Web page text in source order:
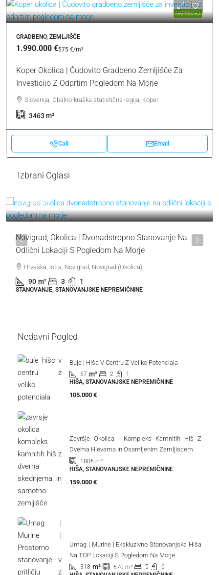
NAPRODAJ
GRADBENO, ZEMLJIŠČE
1.990.000 €575 €/m²
Koper Okolica | Čudovito Gradbeno Zemljišče Za
Investicijo Z Odprtim Pogledom Na Morje
Slovenija, Obalno-kraška statistična regija, Koper
3463m²
Call Email
Izbrani Oglasi
319.000 €
3.544 €
Novigrad, Okolica | Dvonadstropno Stanovanje Na
Odlični Lokaciji S Pogledom Na Morje
Hrvaška, Istra, Novigrad, Novigrad (Okolica)
90 m² 3 1
STANOVANJE, STANOVANJSKE NEPREMIČNINE
Nedavni Pogled
Buje | Hiša V Centru Z Veliko Potenciala
57 m² 2
1
HIŠA, STANOVANJSKE NEPREMIČNINE
105.000 €
Završje Okolica | Kompleks Kamnitih Hiš Z
Dvema Hlevama In Osamljenim Zemljiscem
1806 m²
HIŠA, STANOVANJSKE NEPREMIČNINE
159.000 €
Umag | Murine | Ekskluzivno Stanovanjska Hiša
Na TOP Lokaciji S Pogledom Na Morje
318 m² 670 m² 5
6